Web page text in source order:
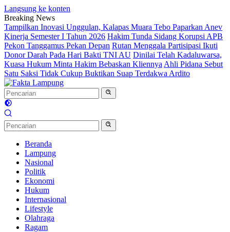
Langsung ke konten
Breaking News
Tampilkan Inovasi Unggulan, Kalapas Muara Tebo Paparkan Anev
Kinerja Semester I Tahun 2026 Hakim Tunda Sidang Korupsi APB
Pekon Tanggamus Pekan Depan Rutan Menggala Partisipasi Ikuti
Donor Darah Pada Hari Bakti TNI AU Dinilai Telah Kadaluwarsa,
Kuasa Hukum Minta Hakim Bebaskan Kliennya Ahli Pidana Sebut
Satu Saksi Tidak Cukup Buktikan Suap Terdakwa Ardito
Beranda
Lampung
Nasional
Politik
Ekonomi
Hukum
Internasional
Lifestyle
Olahraga
Ragam